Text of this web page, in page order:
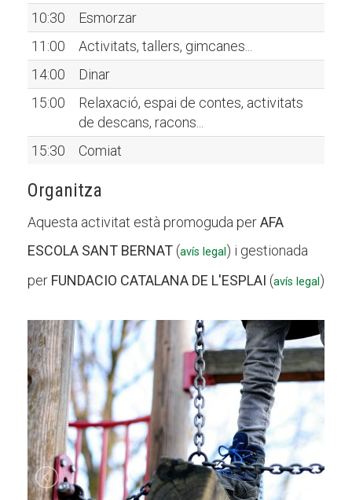
10:30
Esmorzar
11:00
Activitats, tallers, gimcanes...
14:00
Dinar
15:00
Relaxació, espai de contes, activitats
de descans, racons...
15:30
Comiat
Organitza
Aquesta activitat està promoguda perAFA
ESCOLA SANT BERNAT (avís legal) i gestionada
per FUNDACIO CATALANA DE L'ESPLAI (avís legal)